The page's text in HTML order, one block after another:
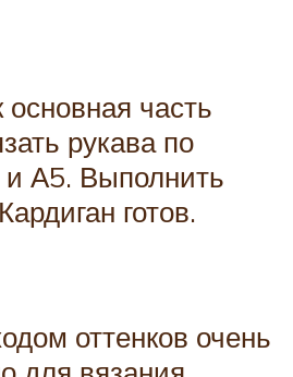
основная часть
рукава по
А5. Выполнить
готов.
оттенков очень